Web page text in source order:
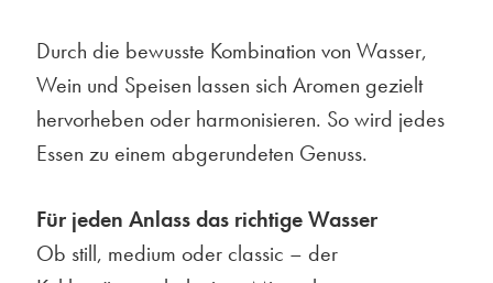
Durch die bewusste Kombination von Wasser,
Wein und Speisen lassen sich Aromen gezielt
hervorheben oder harmonisieren. So wird jedes
Essen zu einem abgerundeten Genuss.
Für jeden Anlass das richtige Wasser
Ob still, medium oder classic – der